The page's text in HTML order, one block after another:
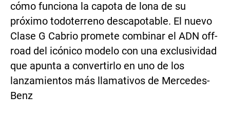
cómo funciona la capota de lona de su
próximo todoterreno descapotable. El nuevo
Clase G Cabrio promete combinar el ADN off-
road del icónico modelo con una exclusividad
que apunta a convertirlo en uno de los
lanzamientos más llamativos de Mercedes-
Benz